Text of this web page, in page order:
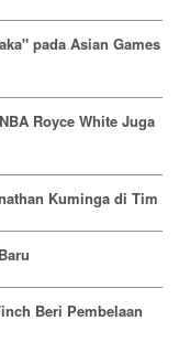
pada Asian Games
Royce White Juga
Kuminga di Tim
Beri Pembelaan